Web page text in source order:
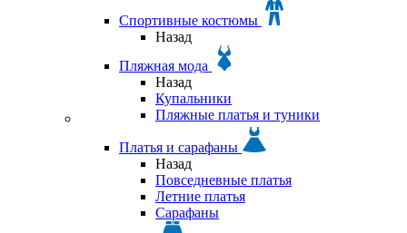
Спортивные костюмы
Назад
Пляжная мода
Назад
Купальники
Пляжные платья и туники
Платья и сарафаны
Назад
Повседневные платья
Летние платья
Сарафаны